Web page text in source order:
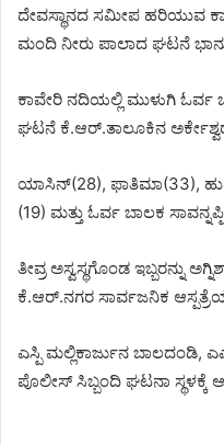
ದೇವಸ್ಥಾನದ ಸಮೀಪ ಹರಿಯುವ
ಮಂದಿ ನೀರು ಪಾಲಾದ ಘಟನೆ
ಕಾವೇರಿ ನದಿಯಲ್ಲಿ ಮುಳುಗಿ ಓರ್ವ
ಘಟನೆ ಕೆ.ಆರ್.ತಾಲೂಕಿನ
ಯಾಸಿನ್(28), ಫಾತಿಮಾ(33),
(19) ಮತ್ತು ಓರ್ವ ಬಾಲಕ
ತೀವ್ರ ಅಸ್ವಸ್ಥಗೊಂಡ ಇಬ್ಬರನ್ನು
ಕೆ.ಆರ್.ನಗರ ಸಾರ್ವಜನಿಕ
ಎಸ್ಪಿ ಮಲ್ಲಿಕಾರ್ಜುನ ಬಾಲದಂಡಿ,
ಪೊಲೀಸ್ ಸಿಬ್ಬಂದಿ ಘಟನಾ